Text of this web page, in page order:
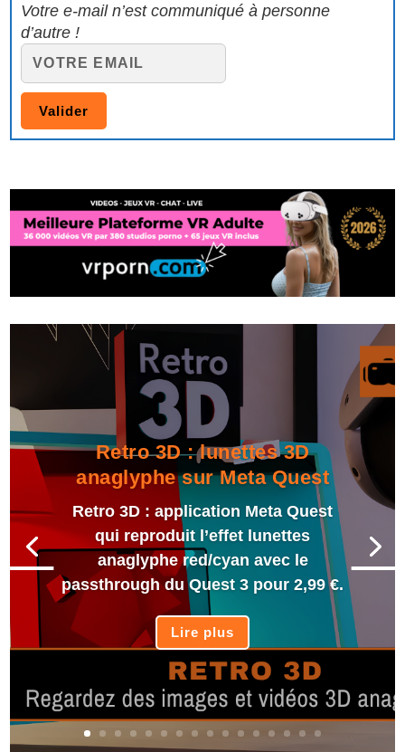
Votre e-mail n’est communiqué à personne
d’autre !
Retro 3D : lunettes 3D
anaglyphe sur Meta Quest
Retro 3D : application Meta Quest
qui reproduit l’effet lunettes
anaglyphe red/cyan avec le
passthrough du Quest 3 pour 2,99 €.
Lire plus